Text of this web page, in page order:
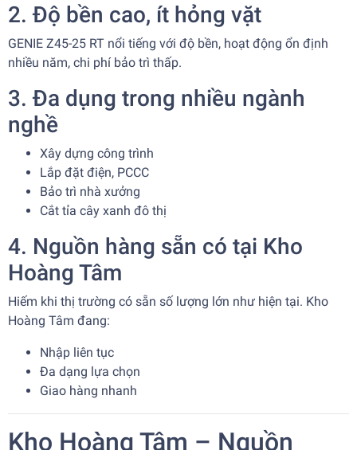
2. Độ bền cao, ít hỏng vặt
GENIE Z45-25 RT nổi tiếng với độ bền, hoạt động ổn định
nhiều năm, chi phí bảo trì thấp.
3. Đa dụng trong nhiều ngành
nghề
Xây dựng công trình
Lắp đặt điện, PCCC
Bảo trì nhà xưởng
Cắt tỉa cây xanh đô thị
4. Nguồn hàng sẵn có tại Kho
Hoàng Tâm
Hiếm khi thị trường có sẵn số lượng lớn như hiện tại. Kho
Hoàng Tâm đang:
Nhập liên tục
Đa dạng lựa chọn
Giao hàng nhanh
Kho Hoàng Tâm – Nguồn